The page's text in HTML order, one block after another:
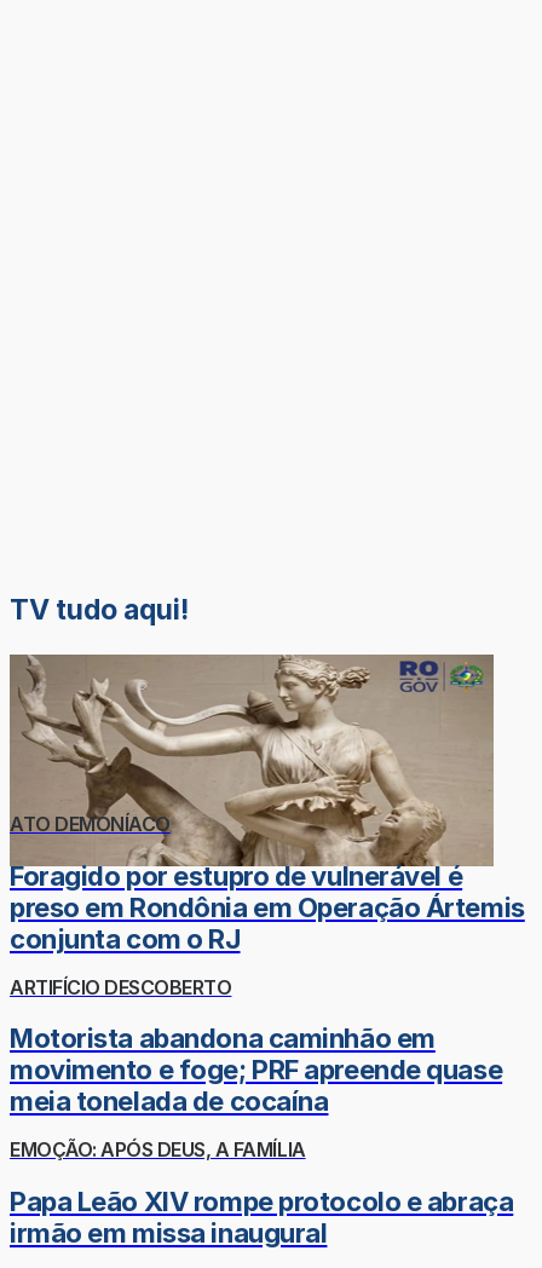
TV tudo aqui!
ATO DEMONÍACO
Foragido por estupro de vulnerável é
preso em Rondônia em Operação Ártemis
conjunta com o RJ
ARTIFÍCIO DESCOBERTO
Motorista abandona caminhão em
movimento e foge; PRF apreende quase
meia tonelada de cocaína
EMOÇÃO: APÓS DEUS, A FAMÍLIA
Papa Leão XIV rompe protocolo e abraça
irmão em missa inaugural